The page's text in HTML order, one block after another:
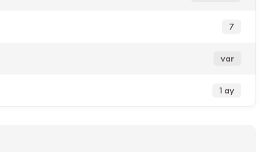
7
var
1 ay